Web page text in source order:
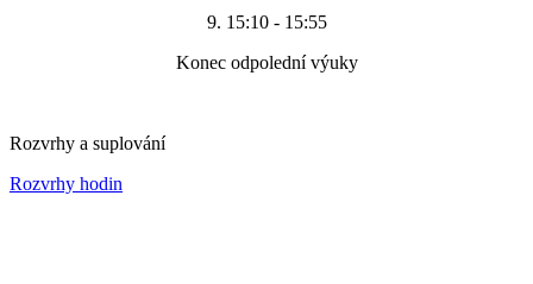
9. 15:10 - 15:55
Konec odpolední výuky
Rozvrhy a suplování
Rozvrhy hodin